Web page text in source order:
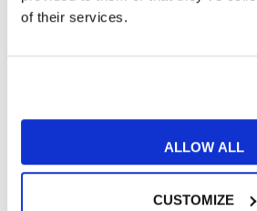
of their services.
ALLOW ALL
CUSTOMIZE
Shark
Whale Baleine
Octopus Pieuvre